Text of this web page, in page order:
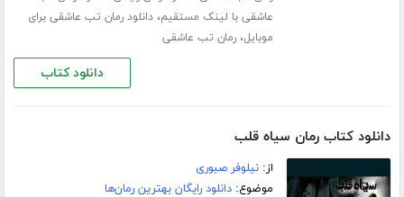
عاشقی با لینک مستقیم،دانلود رمان تب عاشقی برای
موبایل،رمان تب عاشقی
دانلود کتاب
دانلود کتاب رمان سیاه قلب
از:نیلوفر صبوری
موضوع:دانلود رایگان بهترین رمان‌ها